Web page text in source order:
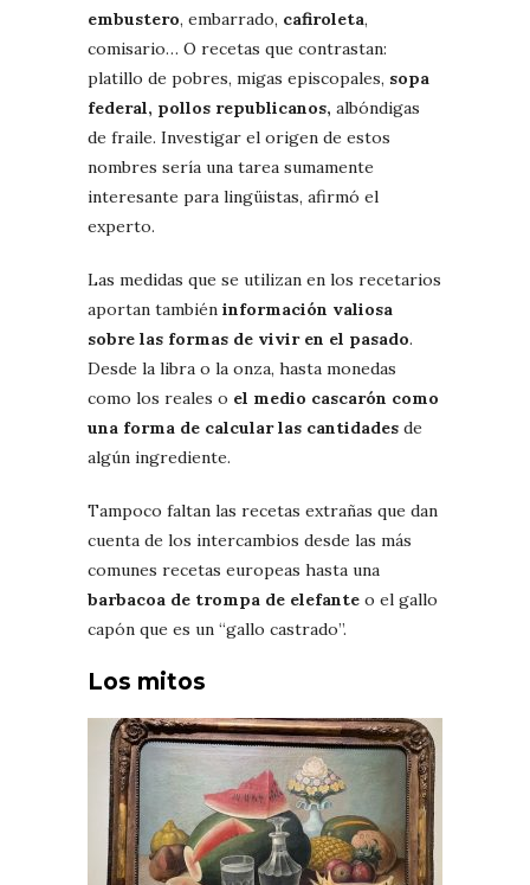
embustero, embarrado, cafiroleta,
comisario… O recetas que contrastan:
platillo de pobres, migas episcopales, sopa
federal, pollos republicanos, albóndigas
de fraile. Investigar el origen de estos
nombres sería una tarea sumamente
interesante para lingüistas, afirmó el
experto.
Las medidas que se utilizan en los recetarios
aportan también información valiosa
sobre las formas de vivir en el pasado.
Desde la libra o la onza, hasta monedas
como los reales o el medio cascarón como
una forma de calcular las cantidades de
algún ingrediente.
Tampoco faltan las recetas extrañas que dan
cuenta de los intercambios desde las más
comunes recetas europeas hasta una
barbacoa de trompa de elefante o el gallo
capón que es un “gallo castrado”.
Los mitos